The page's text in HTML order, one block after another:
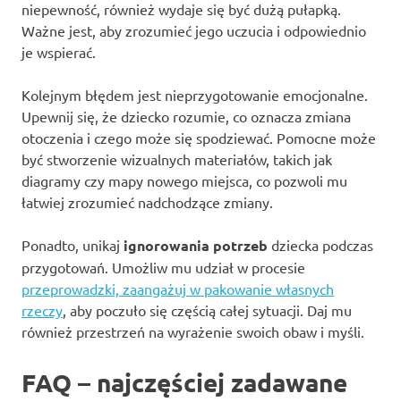
niepewność, również wydaje się być dużą pułapką.
Ważne jest, aby zrozumieć jego uczucia i odpowiednio
je wspierać.
Kolejnym błędem jest nieprzygotowanie emocjonalne.
Upewnij się, że dziecko rozumie, co oznacza zmiana
otoczenia i czego może się spodziewać. Pomocne może
być stworzenie wizualnych materiałów, takich jak
diagramy czy mapy nowego miejsca, co pozwoli mu
łatwiej zrozumieć nadchodzące zmiany.
Ponadto, unikaj ignorowania potrzeb dziecka podczas
przygotowań. Umożliw mu udział w procesie
przeprowadzki, zaangażuj w pakowanie własnych
rzeczy , aby poczuło się częścią całej sytuacji. Daj mu
również przestrzeń na wyrażenie swoich obaw i myśli.
FAQ – najczęściej zadawane